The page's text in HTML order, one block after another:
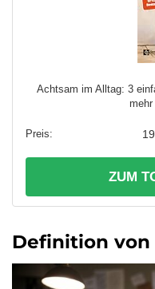
Achtsam im Alltag: 3
ZUM
Definition von